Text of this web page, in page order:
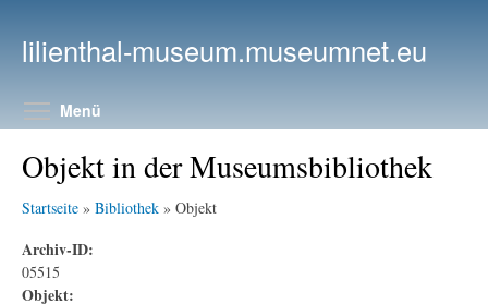
lilienthal-museum.museumnet.eu
Menü
Objekt in der Museumsbibliothek
Startseite » Bibliothek » Objekt
Archiv-ID:
05515
Objekt: